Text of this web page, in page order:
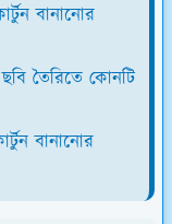
বানানোর
তৈরিতে কোনটি
বানানোর